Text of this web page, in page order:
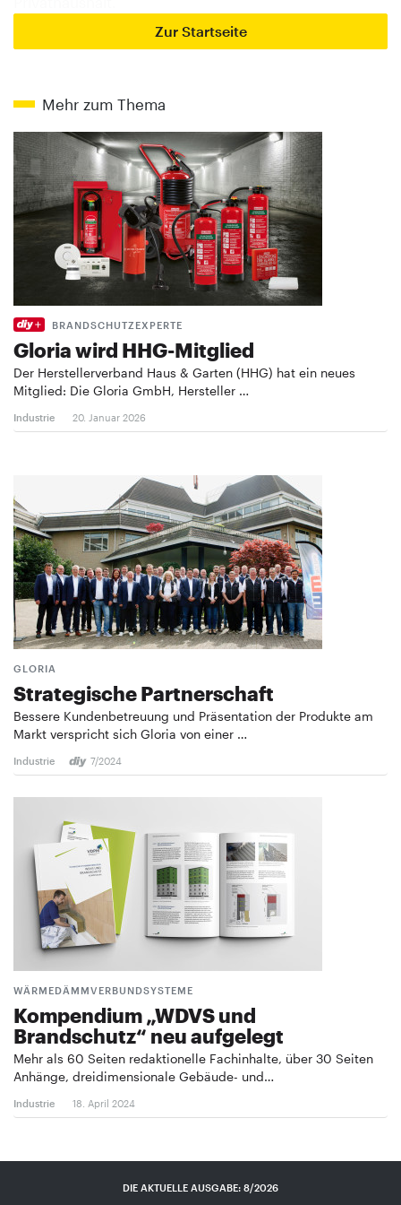
Zur Startseite
Mehr zum Thema
BRANDSCHUTZEXPERTE
Gloria wird HHG-Mitglied
Der Herstellerverband Haus & Garten (HHG) hat ein neues
Mitglied: Die Gloria GmbH, Hersteller …
Industrie 20. Januar 2026
GLORIA
Strategische Partnerschaft
Bessere Kundenbetreuung und Präsentation der Produkte am
Markt verspricht sich Gloria von einer …
Industrie 7/2024
WÄRMEDÄMMVERBUNDSYSTEME
Kompendium „WDVS und
Brandschutz“ neu aufgelegt
Mehr als 60 Seiten redaktionelle Fachinhalte, über 30 Seiten
Anhänge, dreidimensionale Gebäude- und…
Industrie 18. April 2024
DIE AKTUELLE AUSGABE: 8/2026